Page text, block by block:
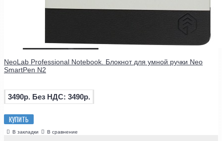
NeoLab Professional Notebook. Блокнот для умной ручки Neo
SmartPen N2
3490р. Без НДС: 3490р.
КУПИТЬ
В закладки В сравнение